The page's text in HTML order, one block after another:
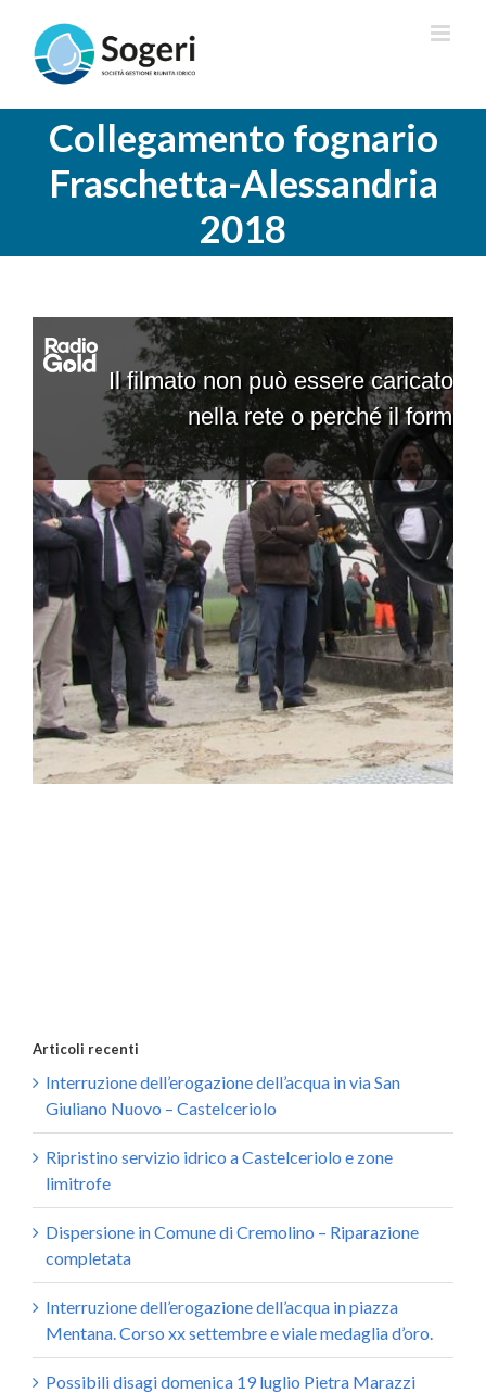
contenuto
Collegamento fognario
Fraschetta-Alessandria
2018
Articoli recenti
Interruzione dell’erogazione dell’acqua in via San
Giuliano Nuovo – Castelceriolo
Ripristino servizio idrico a Castelceriolo e zone
limitrofe
Dispersione in Comune di Cremolino – Riparazione
completata
Interruzione dell’erogazione dell’acqua in piazza
Mentana. Corso xx settembre e viale medaglia d’oro.
Possibili disagi domenica 19 luglio Pietra Marazzi